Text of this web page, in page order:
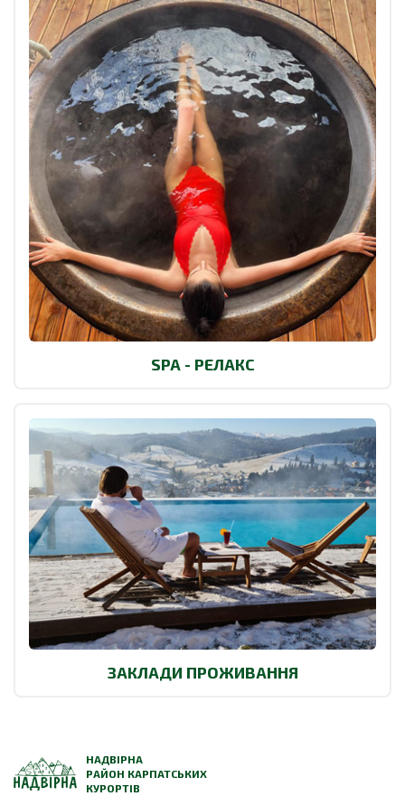
SPA - РЕЛАКС
ЗАКЛАДИ ПРОЖИВАННЯ
НАДВІРНА
РАЙОН КАРПАТСЬКИХ
КУРОРТІВ